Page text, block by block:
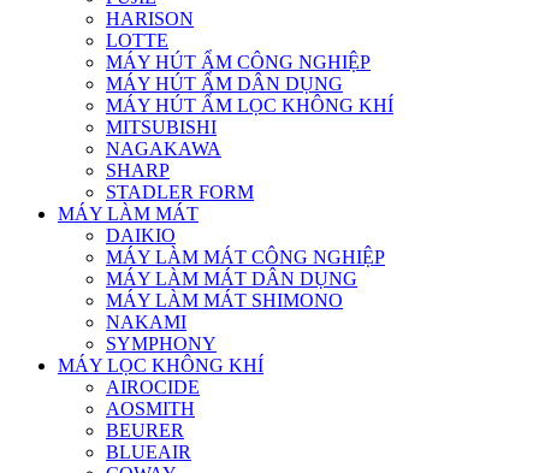
HARISON
LOTTE
MÁY HÚT ẨM CÔNG NGHIỆP
MÁY HÚT ẨM DÂN DỤNG
MÁY HÚT ẨM LỌC KHÔNG KHÍ
MITSUBISHI
NAGAKAWA
SHARP
STADLER FORM
MÁY LÀM MÁT
DAIKIO
MÁY LÀM MÁT CÔNG NGHIỆP
MÁY LÀM MÁT DÂN DỤNG
MÁY LÀM MÁT SHIMONO
NAKAMI
SYMPHONY
MÁY LỌC KHÔNG KHÍ
AIROCIDE
AOSMITH
BEURER
BLUEAIR